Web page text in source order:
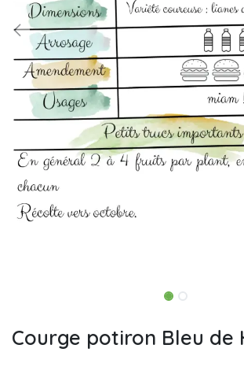
Courge potiron Bleu de